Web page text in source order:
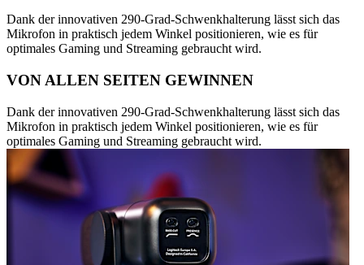
Dank der innovativen 290-Grad-Schwenkhalterung lässt sich das
Mikrofon in praktisch jedem Winkel positionieren, wie es für
optimales Gaming und Streaming gebraucht wird.
VON ALLEN SEITEN GEWINNEN
Dank der innovativen 290-Grad-Schwenkhalterung lässt sich das
Mikrofon in praktisch jedem Winkel positionieren, wie es für
optimales Gaming und Streaming gebraucht wird.